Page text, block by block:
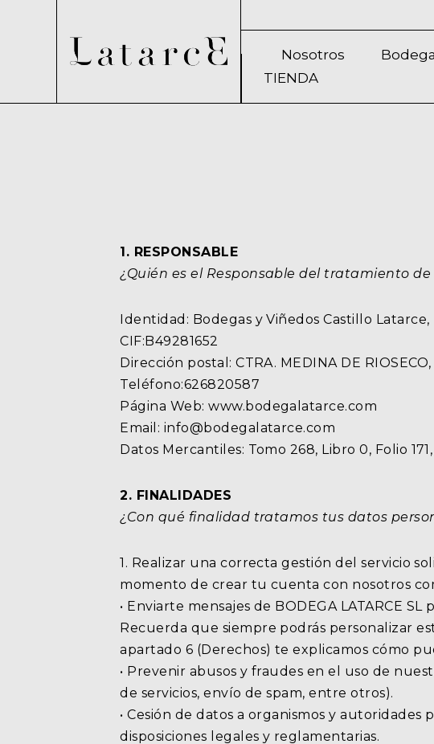
Nosotros Bodega
TIENDA
1. RESPONSABLE
¿Quién es el Responsable del tratamiento
Identidad: Bodegas y Viñedos Castillo Latarce,
CIF:B49281652
Dirección postal: CTRA. MEDINA DE
Teléfono:626820587
Página Web: www.bodegalatarce.com
Email: info@bodegalatarce.com
Datos Mercantiles: Tomo 268, Libro 0, Folio
2. FINALIDADES
¿Con qué finalidad tratamos tus datos
1. Realizar una correcta gestión del servicio
momento de crear tu cuenta con nosotros
• Enviarte mensajes de BODEGA LATARCE
Recuerda que siempre podrás personalizar
apartado 6 (Derechos) te explicamos cómo
• Prevenir abusos y fraudes en el uso de
de servicios, envío de spam, entre otros).
• Cesión de datos a organismos y
disposiciones legales y reglamentarias.